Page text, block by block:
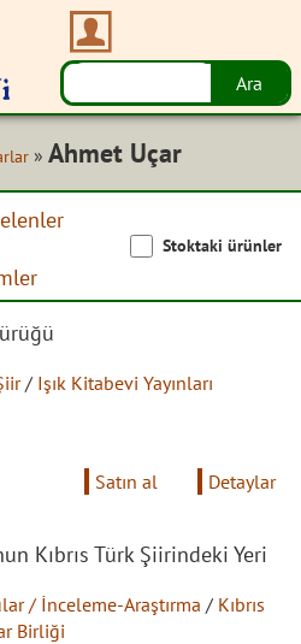
» Ahmet Uçar
Stoktaki ürünler
/ Işık Kitabevi Yayınları
Satın al Detaylar
Kıbrıs Türk Şiirindeki Yeri
/ İnceleme-Araştırma / Kıbrıs
Birliği